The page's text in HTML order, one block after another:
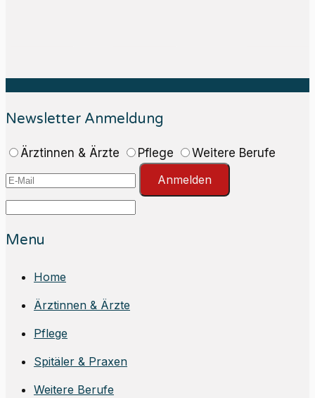
Newsletter Anmeldung
Ärztinnen & Ärzte Pflege
Weitere Berufe
Anmelden
Menu
Home
Ärztinnen & Ärzte
Pflege
Spitäler & Praxen
Weitere Berufe